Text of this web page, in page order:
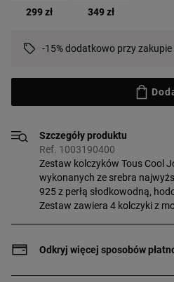
wybrane
299 zł 349 zł
-15% dodatkowo przy
Szczegóły produktu
Ref. 1003190400
Zestaw kolczyków Tous Cool
wykonanych ze srebra
925 z perłą słodkowodną,
Zestaw zawiera 4 kolczyki z
Odkryj więcej sposobów